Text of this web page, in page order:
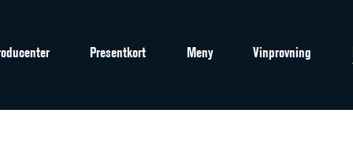
Presentkort Meny Vinprovning